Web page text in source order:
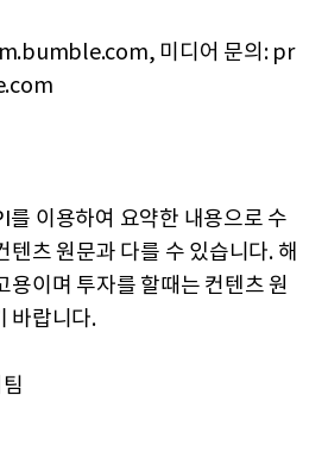
미디어 문의: pr
이용하여 요약한 내용으로 수
텐츠 원문과 다를 수 있습니다. 해
용이며 투자를 할때는 컨텐츠 원
바랍니다.